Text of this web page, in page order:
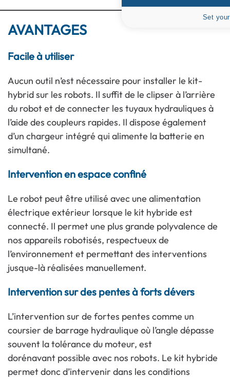
AVANTAGES
Facile à utiliser
Aucun outil n’est nécessaire pour installer le kit-
hybrid sur les robots. Il suffit de le clipser à l’arrière
du robot et de connecter les tuyaux hydrauliques à
l’aide des coupleurs rapides. Il dispose également
d’un chargeur intégré qui alimente la batterie en
simultané.
Intervention en espace confiné
Le robot peut être utilisé avec une alimentation
électrique extérieur lorsque le kit hybride est
connecté. Il permet une plus grande polyvalence de
nos appareils robotisés, respectueux de
l’environnement et permettant des interventions
jusque-là réalisées manuellement.
Intervention sur des pentes à forts dévers
L’intervention sur de fortes pentes comme un
coursier de barrage hydraulique où l’angle dépasse
souvent la tolérance du moteur, est
dorénavant possible avec nos robots. Le kit hybride
permet donc d’intervenir dans les conditions
Set